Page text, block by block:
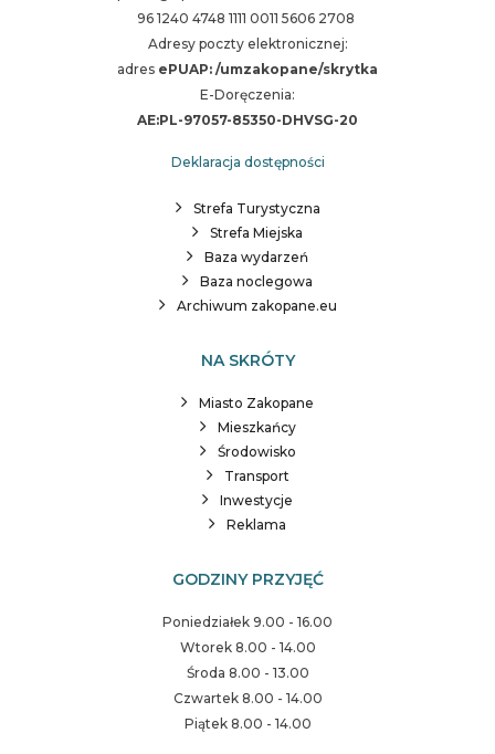
96 1240 4748 1111 0011 5606 2708
Adresy poczty elektronicznej:
adres ePUAP: /umzakopane/skrytka
E-Doręczenia:
AE:PL-97057-85350-DHVSG-20
Deklaracja dostępności
Strefa Turystyczna
Strefa Miejska
Baza wydarzeń
Baza noclegowa
Archiwum zakopane.eu
NA SKRÓTY
Miasto Zakopane
Mieszkańcy
Środowisko
Transport
Inwestycje
Reklama
GODZINY PRZYJĘĆ
Poniedziałek 9.00 - 16.00
Wtorek 8.00 - 14.00
Środa 8.00 - 13.00
Czwartek 8.00 - 14.00
Piątek 8.00 - 14.00